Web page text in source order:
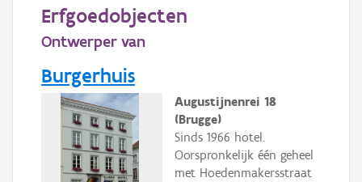
Persoon of collectief
Downloads
Hergebruik
Aanmelden
Erfgoedobjecten
Ontwerper van
Burgerhuis
Augustijnenrei 18
(Brugge)
Sinds 1966 hotel.
Oorspronkelijk één geheel
met Hoedenmakersstraat